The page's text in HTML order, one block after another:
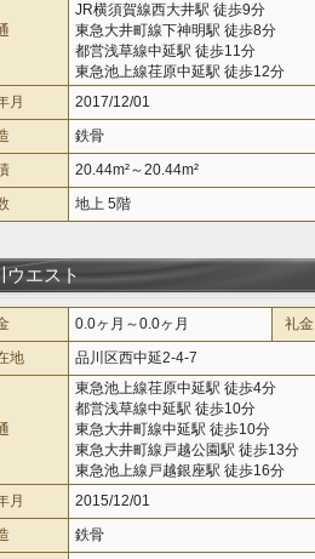
JR横須賀線西大井駅 徒歩9分
東急大井町線下神明駅 徒歩8分
都営浅草線中延駅 徒歩11分
東急池上線荏原中延駅 徒歩12分
月
2017/12/01
鉄骨
20.44m²～20.44m²
地上 5階
ウエスト
0.0ヶ月～0.0ヶ月 礼金
地
品川区西中延2-4-7
東急池上線荏原中延駅 徒歩4分
都営浅草線中延駅 徒歩10分
東急大井町線中延駅 徒歩10分
東急大井町線戸越公園駅 徒歩13分
東急池上線戸越銀座駅 徒歩16分
月
2015/12/01
鉄骨